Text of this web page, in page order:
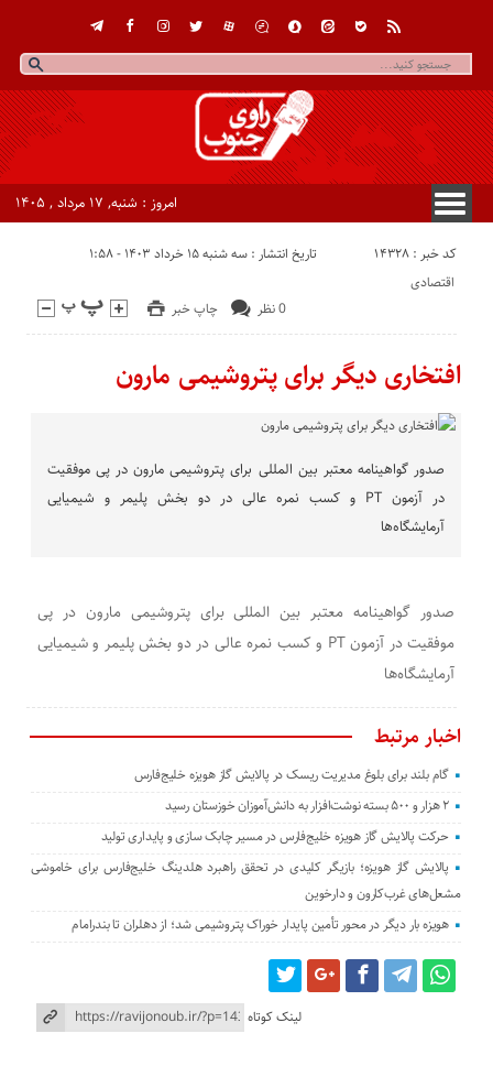
امروز : شنبه, ۱۷ مرداد , ۱۴۰۵
کد خبر : 14328 تاریخ انتشار : سه شنبه ۱۵ خرداد ۱۴۰۳ - ۱:۵۸
چاپ خبر 0 نظر
اقتصادی
افتخاری دیگر برای پتروشیمی مارون
صدور گواهینامه معتبر بین المللی برای پتروشیمی مارون در پی موفقیت
در آزمون PT و کسب نمره عالی در دو بخش پلیمر و شیمیایی
آرمایشگاه‌ها
صدور گواهینامه معتبر بین المللی برای پتروشیمی مارون در پی
موفقیت در آزمون PT و کسب نمره عالی در دو بخش پلیمر و شیمیایی
آرمایشگاه‌ها
اخبار مرتبط
گام بلند برای بلوغ مدیریت ریسک در پالایش گاز هویزه خلیج‌فارس
۲ هزار و ۵۰۰ بسته نوشت‌افزار به دانش‌آموزان خوزستان رسید
حرکت پالایش گاز هویزه خلیج‌فارس در مسیر چابک سازی و پایداری تولید
پالایش گاز هویزه؛ بازیگر کلیدی در تحقق راهبرد هلدینگ خلیج‌فارس برای خاموشی
مشعل‌های غرب‌کارون و دارخوین
هویزه بار دیگر در محور تأمین پایدار خوراک پتروشیمی شد؛ از دهلران تا بندرامام
لینک کوتاه